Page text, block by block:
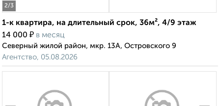
2/3
1-к квартира, на длительный срок, 36м², 4/9 этаж
14 000 ₽ в месяц
Северный жилой район, мкр. 13А, Островского 9
Агентство, 05.08.2026